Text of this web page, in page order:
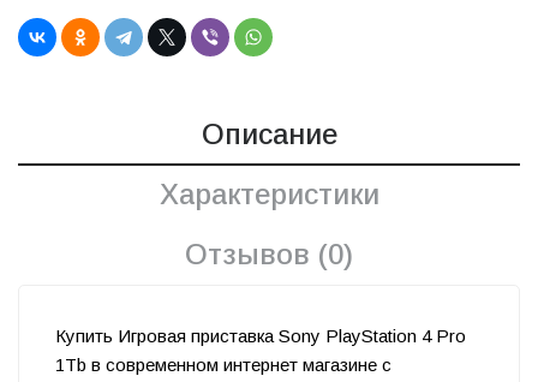
Описание
Характеристики
Отзывов (0)
Купить Игровая приставка Sony PlayStation 4 Pro
1Tb в современном интернет магазине с